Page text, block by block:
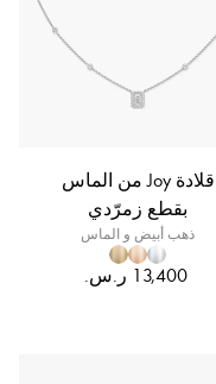
قلادة Joy من الماس
بقطع زمرّدي
ذهب أبيض و الماس
‏13,400 ر.س.‏